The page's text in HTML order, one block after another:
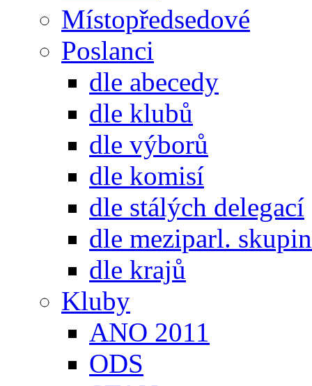
Místopředsedové
Poslanci
dle abecedy
dle klubů
dle výborů
dle komisí
dle stálých delegací
dle meziparl. skupin
dle krajů
Kluby
ANO 2011
ODS